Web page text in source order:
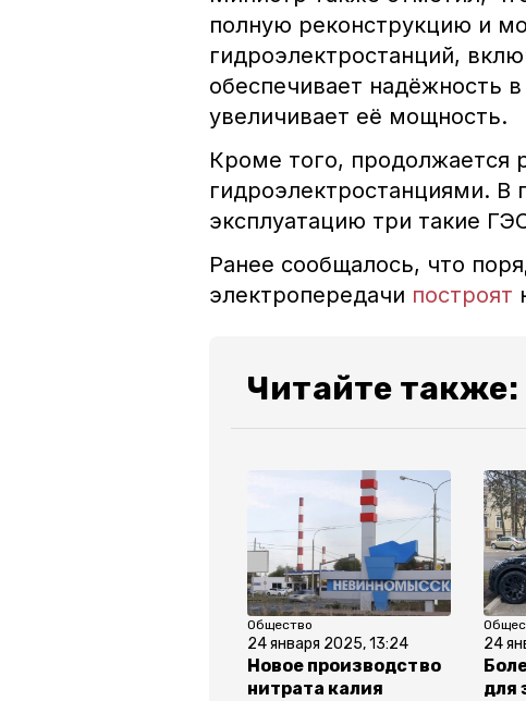
полную реконструкцию и
гидроэлектростанций,
обеспечивает надёжность
увеличивает её мощность.
Кроме того, продолжается
гидроэлектростанциями.
эксплуатацию три такие
Ранее сообщалось, что
электропередачи построят
Читайте также:
Общество
24 января 2025, 13:24
Новое производство
нитрата калия
24
для